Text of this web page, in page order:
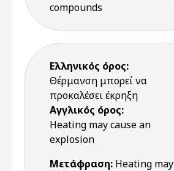
compounds
Ελληνικός όρος:
Θέρμανση μπορεί να
προκαλέσει έκρηξη
Αγγλικός όρος:
Heating may cause an
explosion
Μετάφραση: Heating may